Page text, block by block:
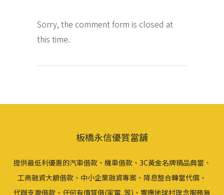
Sorry, the comment form is closed at
this time.
板橋永信優質當舖
提供最低利優惠的汽車借款、機車借款、3C黃金名牌精品典當、
工商融資大額借款、中小企業融資專案、降息整合轉當代償、
代辦支票借款、任何有價質借(家電..等)、響應地球村理念服務無